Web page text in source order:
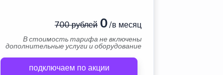
700 рублей0/в месяц
В стоимость тарифа не включены
дополнительные услуги и оборудование
подключаем по акции